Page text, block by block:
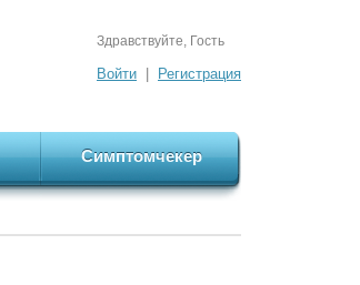
Здравствуйте, Гость
Войти Регистрация
Симптомчекер